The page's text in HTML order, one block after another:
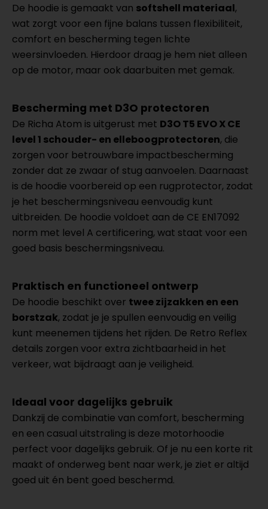
De hoodie is gemaakt van softshell materiaal,
wat zorgt voor een fijne balans tussen flexibiliteit,
comfort en bescherming tegen lichte
weersinvloeden. Hierdoor draag je hem niet alleen
op de motor, maar ook daarbuiten met gemak.
Bescherming met D3O protectoren
De Richa Atom is uitgerust met D3O T5 EVO X CE
level 1 schouder- en elleboogprotectoren, die
zorgen voor betrouwbare impactbescherming
zonder dat ze zwaar of stug aanvoelen. Daarnaast
is de hoodie voorbereid op een rugprotector, zodat
je het beschermingsniveau eenvoudig kunt
uitbreiden. De hoodie voldoet aan de CE EN17092
norm met level A certificering, wat staat voor een
goed basis beschermingsniveau.
Praktisch en functioneel ontwerp
De hoodie beschikt over twee zijzakken en een
borstzak, zodat je je spullen eenvoudig en veilig
kunt meenemen tijdens het rijden. De Retro Reflex
details zorgen voor extra zichtbaarheid in het
verkeer, wat bijdraagt aan je veiligheid.
Ideaal voor dagelijks gebruik
Dankzij de combinatie van comfort, bescherming
en een casual uitstraling is deze motorhoodie
perfect voor dagelijks gebruik. Of je nu een korte rit
maakt of onderweg bent naar werk, je ziet er altijd
goed uit én bent goed beschermd.